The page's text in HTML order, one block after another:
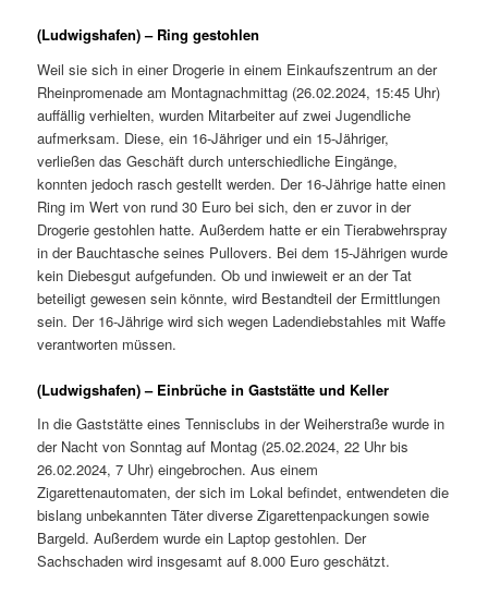
(Ludwigshafen) – Ring gestohlen
Weil sie sich in einer Drogerie in einem Einkaufszentrum an der
Rheinpromenade am Montagnachmittag (26.02.2024, 15:45 Uhr)
auffällig verhielten, wurden Mitarbeiter auf zwei Jugendliche
aufmerksam. Diese, ein 16-Jähriger und ein 15-Jähriger,
verließen das Geschäft durch unterschiedliche Eingänge,
konnten jedoch rasch gestellt werden. Der 16-Jährige hatte einen
Ring im Wert von rund 30 Euro bei sich, den er zuvor in der
Drogerie gestohlen hatte. Außerdem hatte er ein Tierabwehrspray
in der Bauchtasche seines Pullovers. Bei dem 15-Jährigen wurde
kein Diebesgut aufgefunden. Ob und inwieweit er an der Tat
beteiligt gewesen sein könnte, wird Bestandteil der Ermittlungen
sein. Der 16-Jährige wird sich wegen Ladendiebstahles mit Waffe
verantworten müssen.
(Ludwigshafen) – Einbrüche in Gaststätte und Keller
In die Gaststätte eines Tennisclubs in der Weiherstraße wurde in
der Nacht von Sonntag auf Montag (25.02.2024, 22 Uhr bis
26.02.2024, 7 Uhr) eingebrochen. Aus einem
Zigarettenautomaten, der sich im Lokal befindet, entwendeten die
bislang unbekannten Täter diverse Zigarettenpackungen sowie
Bargeld. Außerdem wurde ein Laptop gestohlen. Der
Sachschaden wird insgesamt auf 8.000 Euro geschätzt.